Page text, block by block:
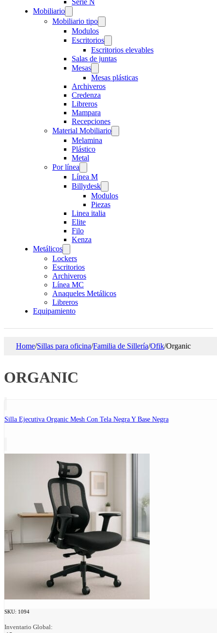
Serie N
Mobiliario
Mobiliario tipo
Modulos
Escritorios
Escritorios elevables
Salas de juntas
Mesas
Mesas plásticas
Archiveros
Credenza
Libreros
Mampara
Recepciones
Material Mobiliario
Melamina
Plástico
Metal
Por línea
Línea M
Billydesk
Modulos
Piezas
Linea italia
Elite
Filo
Kenza
Metálicos
Lockers
Escritorios
Archiveros
Línea MC
Anaqueles Metálicos
Libreros
Equipamiento
Home/Sillas para oficina/Familia de Sillería/Ofik/Organic
ORGANIC
Silla Ejecutiva Organic Mesh Con Tela Negra Y Base Negra
SKU: 1094
Inventario Global: